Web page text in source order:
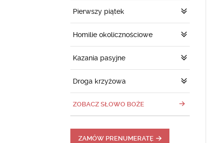
Pierwszy piątek
Homilie okolicznościowe
Kazania pasyjne
Droga krzyżowa
ZOBACZ SŁOWO BOŻE
ZAMÓW PRENUMERATĘ